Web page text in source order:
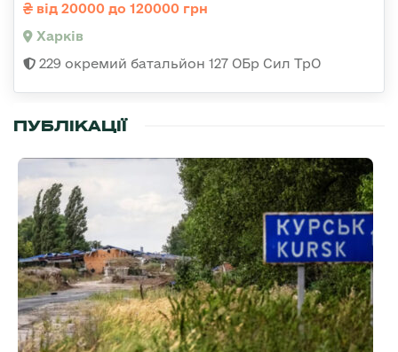
від 20000 до 120000 грн
Харків
229 окремий батальйон 127 ОБр Сил ТрО
ПУБЛІКАЦІЇ